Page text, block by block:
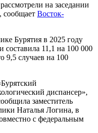
на заседании
сообщает Восток-
Бурятия в 2025 году
составила 11,1 на 100 000
9,5 случаев на 100
диспансер»,
заместитель
Наталья Логина, в
с федеральным